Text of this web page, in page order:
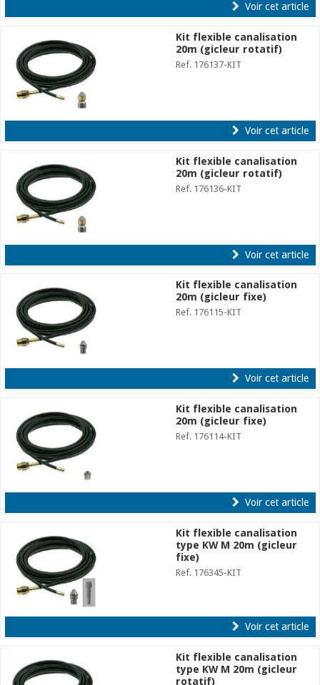
Voir cet article
Kit flexible canalisation
20m (gicleur rotatif)
Ref. 176137-KIT
Voir cet article
Kit flexible canalisation
20m (gicleur rotatif)
Ref. 176136-KIT
Voir cet article
Kit flexible canalisation
20m (gicleur fixe)
Ref. 176115-KIT
Voir cet article
Kit flexible canalisation
20m (gicleur fixe)
Ref. 176114-KIT
Voir cet article
Kit flexible canalisation
type KW M 20m (gicleur
fixe)
Ref. 176345-KIT
Voir cet article
Kit flexible canalisation
type KW M 20m (gicleur
rotatif)